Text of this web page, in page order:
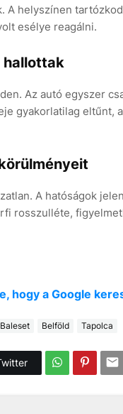
A helyszínen
esélye reagálni.
hallottak
Az autó egyszer
gyakorlatilag eltűnt,
A hatóságok
rosszulléte,
hogy a Google
Baleset Belföld Tapolca